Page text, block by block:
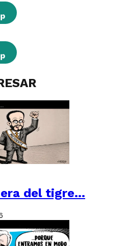
era del tigre…